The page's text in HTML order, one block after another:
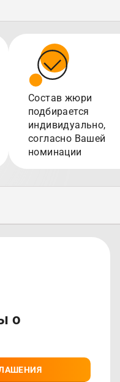
Состав жюри
подбирается
индивидуально,
согласно Вашей
номинации
о